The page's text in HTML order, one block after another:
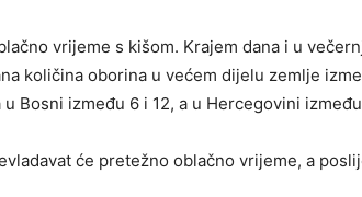
vrijeme s kišom. Krajem dana i u
količina oborina u većem dijelu zemlje
Bosni između 6 i 12, a u Hercegovini
će pretežno oblačno vrijeme, a